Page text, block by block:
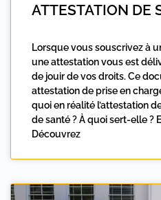
ATTESTATION DE
Lorsque vous souscrivez à
une attestation vous est
de jouir de vos droits. Ce
attestation de prise en
quoi en réalité l’attestation
de santé ? À quoi sert-elle ?
Découvrez